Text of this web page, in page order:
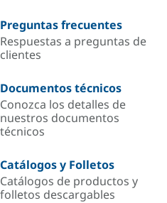
Preguntas frecuentes
Respuestas a preguntas de
clientes
Documentos técnicos
Conozca los detalles de
nuestros documentos
técnicos
Catálogos y Folletos
Catálogos de productos y
folletos descargables